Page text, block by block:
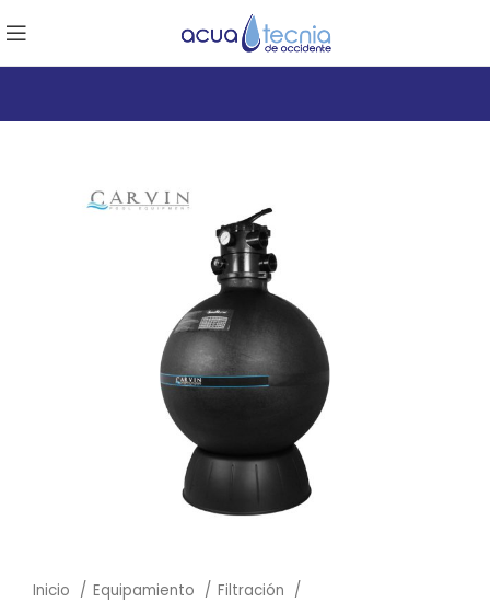
Inicio Equipamiento
Filtración